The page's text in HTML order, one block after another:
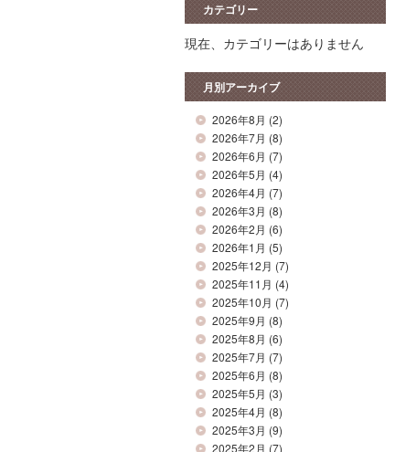
カテゴリー
現在、カテゴリーはありません
月別アーカイブ
2026年8月 (2)
2026年7月 (8)
2026年6月 (7)
2026年5月 (4)
2026年4月 (7)
2026年3月 (8)
2026年2月 (6)
2026年1月 (5)
2025年12月 (7)
2025年11月 (4)
2025年10月 (7)
2025年9月 (8)
2025年8月 (6)
2025年7月 (7)
2025年6月 (8)
2025年5月 (3)
2025年4月 (8)
2025年3月 (9)
2025年2月 (7)